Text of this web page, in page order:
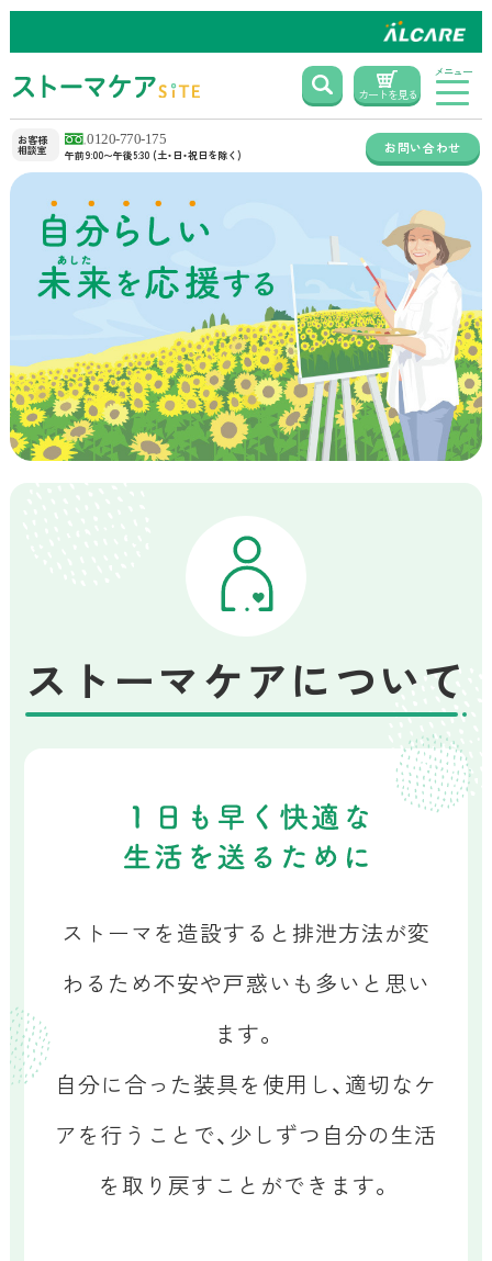
カートを見る
メニュー
お客様
相談室 午前9:00〜午後5:30 (土・日・祝日を除く) お問い合わせ
ストーマケアについて
ストーマを造設すると排泄方法が変
わるため不安や戸惑いも多いと思い
ます。
自分に合った装具を使用し、適切なケ
アを行うことで、 少しずつ自分の生活
を取り戻すことができます。